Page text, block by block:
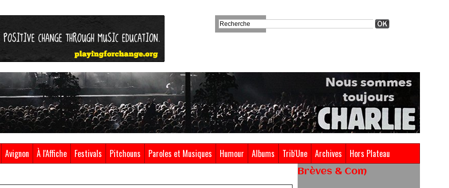
Avignon À l'Affiche Festivals Pitchouns Paroles et Musiques Humour Albums Trib'Une Archives Hors Plateau
Brèves & Com